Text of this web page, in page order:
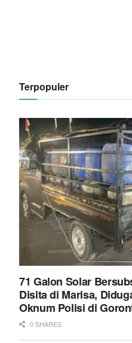
Terpopuler
71 Galon Solar
Disita di Marisa,
Oknum Polisi di
0 SHARES